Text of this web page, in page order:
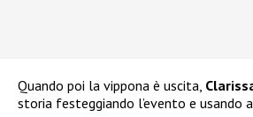
Quando poi la vippona è uscita,
storia festeggiando l’evento e